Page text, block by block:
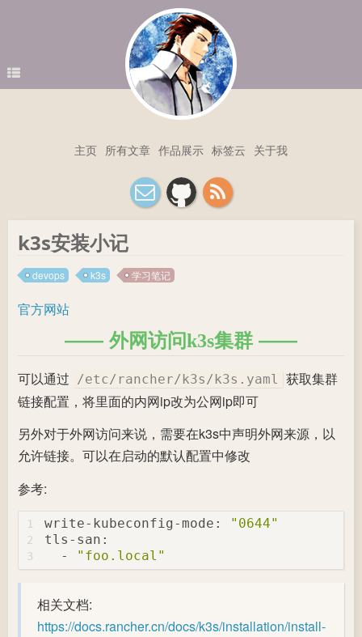
主页 所有文章 作品展示 标签云 关于我
k3s安装小记
devops k3s 学习笔记
官方网站
外网访问k3s集群
可以通过 /etc/rancher/k3s/k3s.yaml
获取集群
链接配置，将里面的内网ip改为公网ip即可
另外对于外网访问来说，需要在k3s中声明外网来源，以
允许链接。可以在启动的默认配置中修改
参考:
1
2
3
write-kubeconfig-mode:
"0644"
tls-san:
-
"foo.local"
相关文档:
https://docs.rancher.cn/docs/k3s/installation/install-